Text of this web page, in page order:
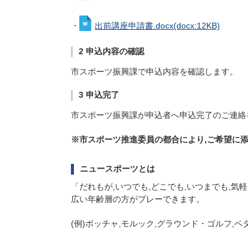
・ 出前講座申請書.docx(docx:12KB)
2 申込内容の確認
市スポーツ振興課で申込内容を確認します。
3 申込完了
市スポーツ振興課が申込者へ申込完了のご連絡
※市スポーツ推進委員の都合により,ご希望に
ニュースポーツとは
「だれもが,いつでも,どこでも,いつまでも,気
広い年齢層の方がプレーできます。
(例)ボッチャ,モルック,グラウンド・ゴルフ,ペ